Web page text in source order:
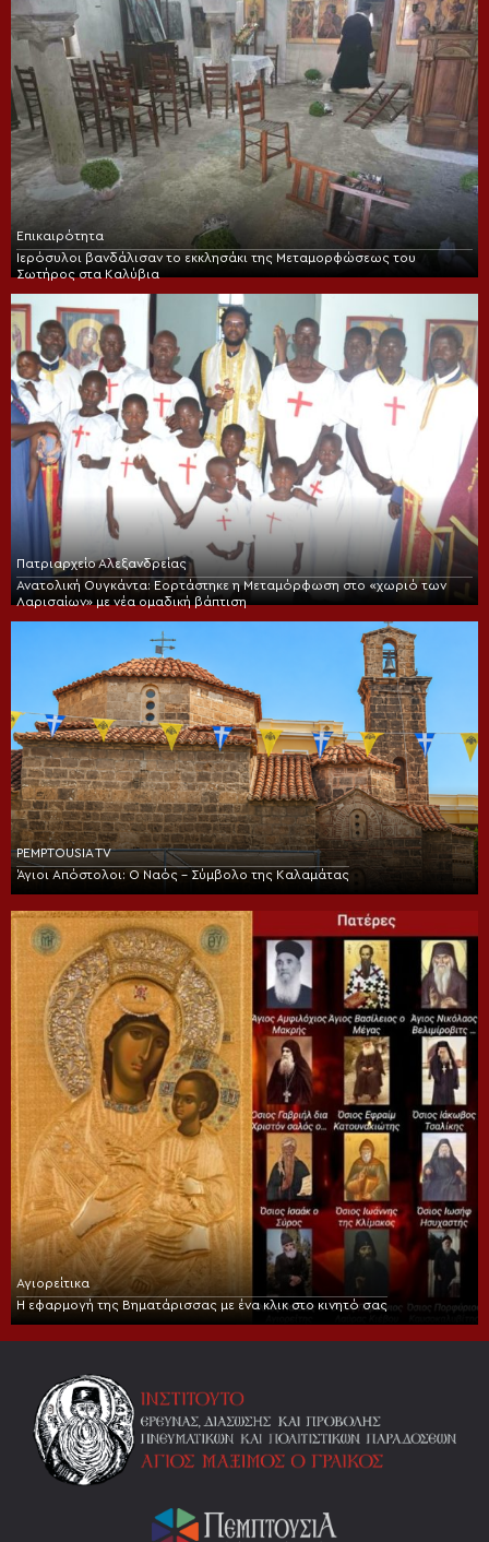
Επικαιρότητα
Ιερόσυλοι βανδάλισαν το εκκλησάκι της Μεταμορφώσεως του
Σωτήρος στα Καλύβια
Πατριαρχείο Αλεξανδρείας
Ανατολική Ουγκάντα: Εορτάστηκε η Μεταμόρφωση στο «χωριό των
Λαρισαίων» με νέα ομαδική βάπτιση
PEMPTOUSIA TV
Άγιοι Απόστολοι: Ο Ναός – Σύμβολο της Καλαμάτας
Αγιορείτικα
Η εφαρμογή της Βηματάρισσας με ένα κλικ στο κινητό σας